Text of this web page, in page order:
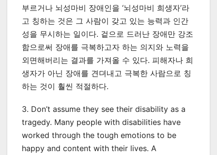
부르거나 뇌성마비 장애인을 ‘뇌성마비 희생자’라
고 칭하는 것은 그 사람이 갖고 있는 능력과 인간
성을 무시하는 일이다. 겉으로 드러난 장애만 강조
함으로써 장애를 극복하고자 하는 의지와 노력을
외면해버리는 결과를 가져올 수 있다. 피해자나 희
생자가 아닌 장애를 견뎌내고 극복한 사람으로 칭
하는 것이 훨씬 적절하다.
3. Don’t assume they see their disability as a
tragedy. Many people with disabilities have
worked through the tough emotions to be
happy and content with their lives. A